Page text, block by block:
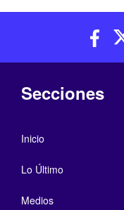
Secciones
Inicio
Lo Último
Medios